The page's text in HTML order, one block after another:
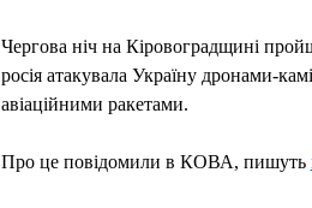
Чергова ніч на Кіровоградщині
росія атакувала Україну дронами-
авіаційними ракетами.
Про це повідомили в КОВА, пишуть